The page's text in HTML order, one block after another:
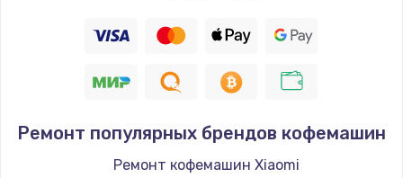
1190 руб.
Заказать
1350 руб.
Заказать
Ремонт популярных брендов кофемашин
Ремонт кофемашин Xiaomi